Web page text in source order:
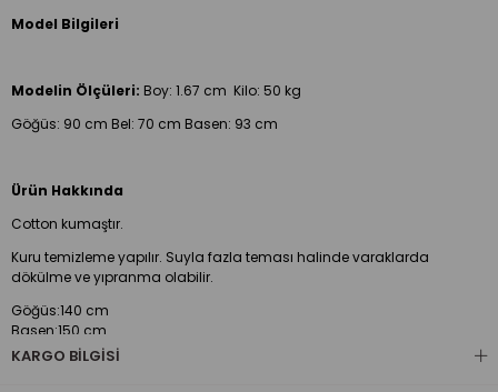
Model Bilgileri
Modelin Ölçüleri: Boy: 1.67 cm Kilo: 50 kg
Göğüs: 90 cm Bel: 70 cm Basen: 93 cm
Ürün Hakkında
Cotton kumaştır.
Kuru temizleme yapılır. Suyla fazla teması halinde varaklarda
dökülme ve yıpranma olabilir.
Göğüs:140 cm
Basen:150 cm
Kol boy:70 cm
KARGO BILGISI